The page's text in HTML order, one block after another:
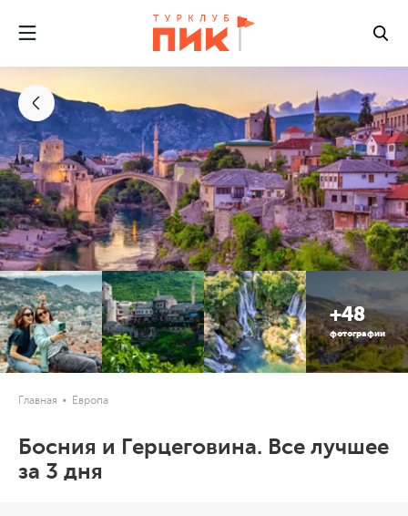
+48
фотографии
Главная Европа
Босния и Герцеговина. Все лучшее
за 3 дня